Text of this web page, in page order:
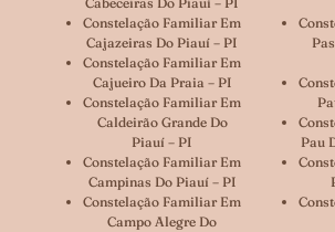
Constelação Familiar Em
Cajazeiras Do Piauí – PI
Constelação Familiar Em
Cajueiro Da Praia – PI
Constelação Familiar Em
Caldeirão Grande Do
Piauí – PI
Constelação Familiar Em
Campinas Do Piauí – PI
Constelação Familiar Em
Campo Alegre Do
Pau